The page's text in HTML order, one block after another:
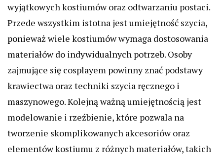
wyjątkowych kostiumów oraz odtwarzaniu postaci.
Przede wszystkim istotna jest umiejętność szycia,
ponieważ wiele kostiumów wymaga dostosowania
materiałów do indywidualnych potrzeb. Osoby
zajmujące się cosplayem powinny znać podstawy
krawiectwa oraz techniki szycia ręcznego i
maszynowego. Kolejną ważną umiejętnością jest
modelowanie i rzeźbienie, które pozwala na
tworzenie skomplikowanych akcesoriów oraz
elementów kostiumu z różnych materiałów, takich